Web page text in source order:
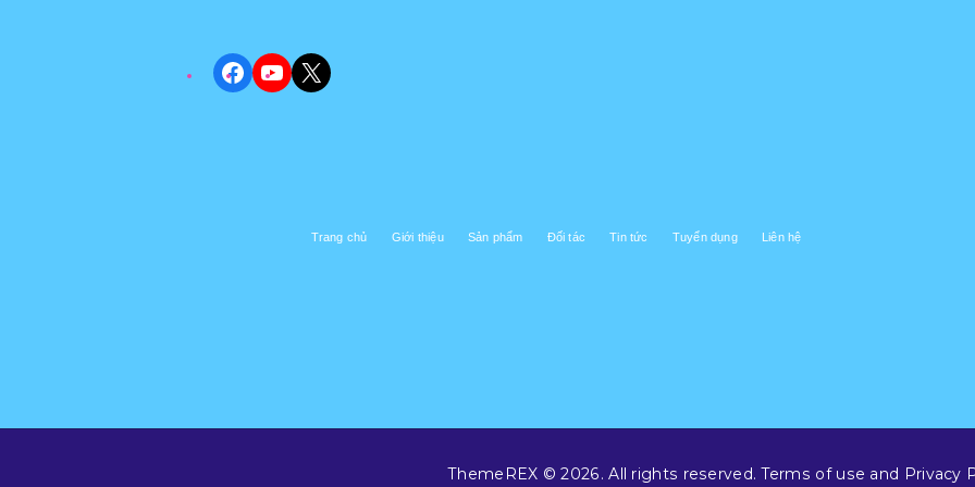
Facebook
YouTube
X
Trang chủ Giới thiệu Sản phẩm Đối tác Tin tức Tuyển dụng Liên hệ
ThemeREX © 2026. All rights reserved. Terms of use and Privacy